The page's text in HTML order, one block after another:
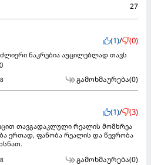
27
(1)/ (0)
ნაკრებია აუცილებლად თავს
გამოხმაურება(0)
(1)/ (3)
თავგადაკლული რეალის მომხრეა
ერთად, ფანობა რეალის და წევრობა
გამოხმაურება(0)